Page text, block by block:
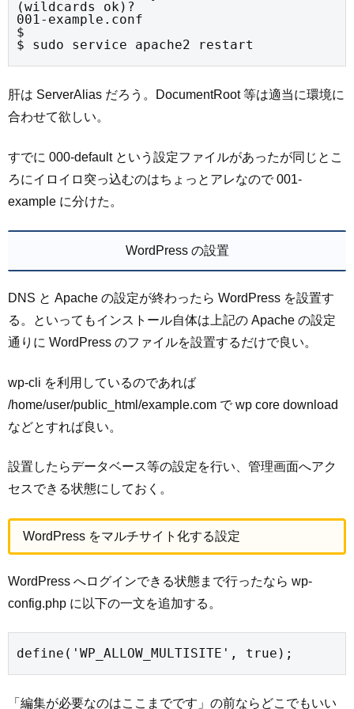
(wildcards ok)?
001-example.conf
$
$ sudo service apache2 restart
肝は ServerAlias だろう。DocumentRoot 等は適当に環境に
合わせて欲しい。
すでに 000-default という設定ファイルがあったが同じとこ
ろにイロイロ突っ込むのはちょっとアレなので 001-
example に分けた。
WordPress の設置
DNS と Apache の設定が終わったら WordPress を設置す
る。といってもインストール自体は上記の Apache の設定
通りに WordPress のファイルを設置するだけで良い。
wp-cli を利用しているのであれば
/home/user/public_html/example.com で wp core download
などとすれば良い。
設置したらデータベース等の設定を行い、管理画面へアク
セスできる状態にしておく。
WordPress をマルチサイト化する設定
WordPress へログインできる状態まで行ったなら wp-
config.php に以下の一文を追加する。
define('WP_ALLOW_MULTISITE', true);
「編集が必要なのはここまでです」の前ならどこでもいい